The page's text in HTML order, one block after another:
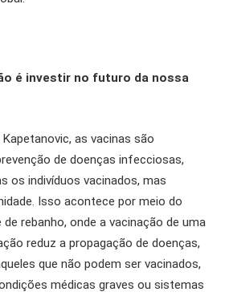
é investir no futuro da nossa
as vacinas são
de doenças infecciosas,
os indivíduos vacinados, mas
Isso acontece por meio do
rebanho, onde a vacinação de uma
reduz a propagação de doenças,
que não podem ser vacinados,
médicas graves ou sistemas